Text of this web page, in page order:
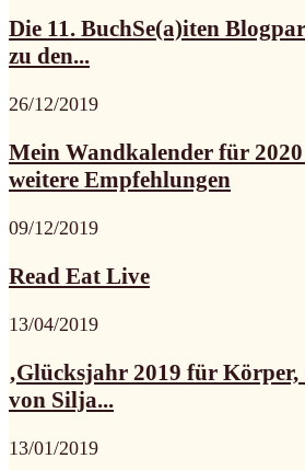
Die 11. BuchSe(a)iten
zu den...
26/12/2019
Mein Wandkalender für
weitere Empfehlungen
09/12/2019
Read Eat Live
13/04/2019
‚Glücksjahr 2019 für Körper,
von Silja...
13/01/2019